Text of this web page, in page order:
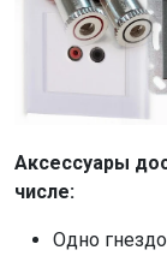
Аксессуары
числе:
Одно